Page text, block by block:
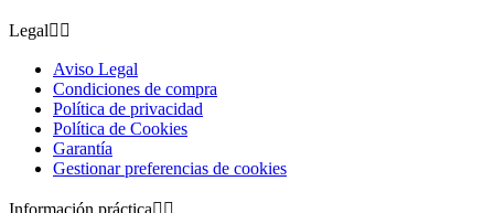
Legal 
Aviso Legal
Condiciones de compra
Política de privacidad
Política de Cookies
Garantía
Gestionar preferencias de cookies
Información práctica 